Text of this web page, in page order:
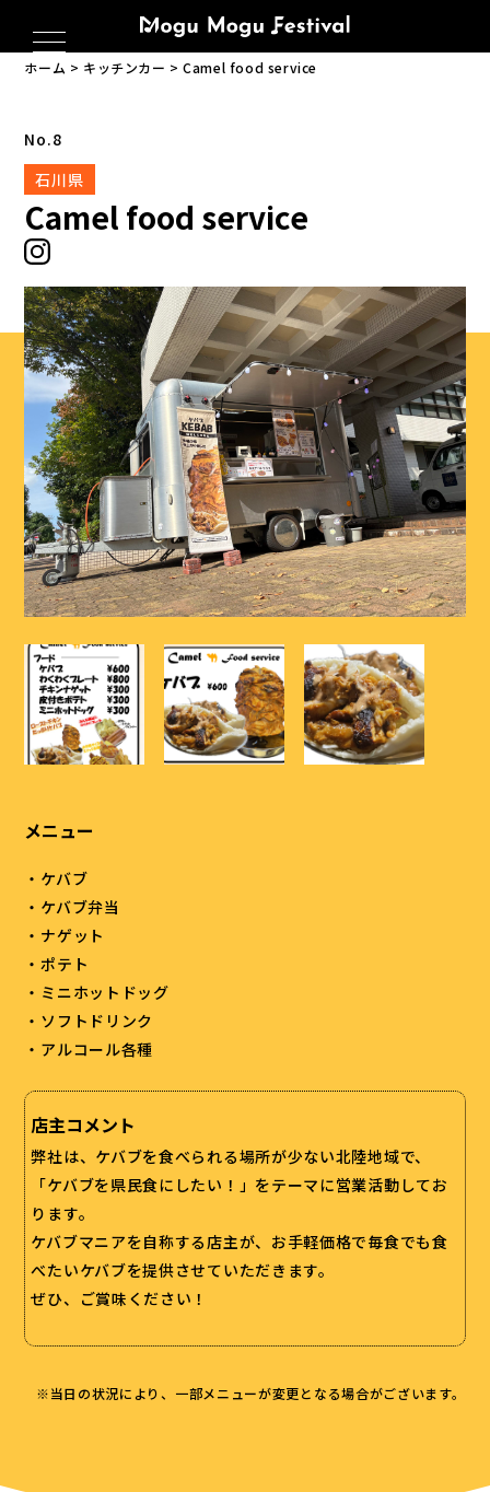
ホーム キッチンカー Camel food service
No.8
石川県
Camel food service
メニュー
・ケバブ
・ケバブ弁当
・ナゲット
・ポテト
・ミニホットドッグ
・ソフトドリンク
・アルコール各種
店主コメント
弊社は、ケバブを食べられる場所が少ない北陸地域で、
「ケバブを県民食にしたい！」をテーマに営業活動してお
ります。
ケバブマニアを自称する店主が、お手軽価格で毎食でも食
べたいケバブを提供させていただきます。
ぜひ、ご賞味ください！
※当日の状況により、一部メニューが変更となる場合がございます。